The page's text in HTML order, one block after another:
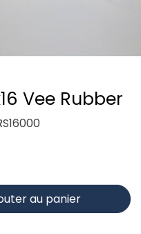
Vee Rubber
au panier